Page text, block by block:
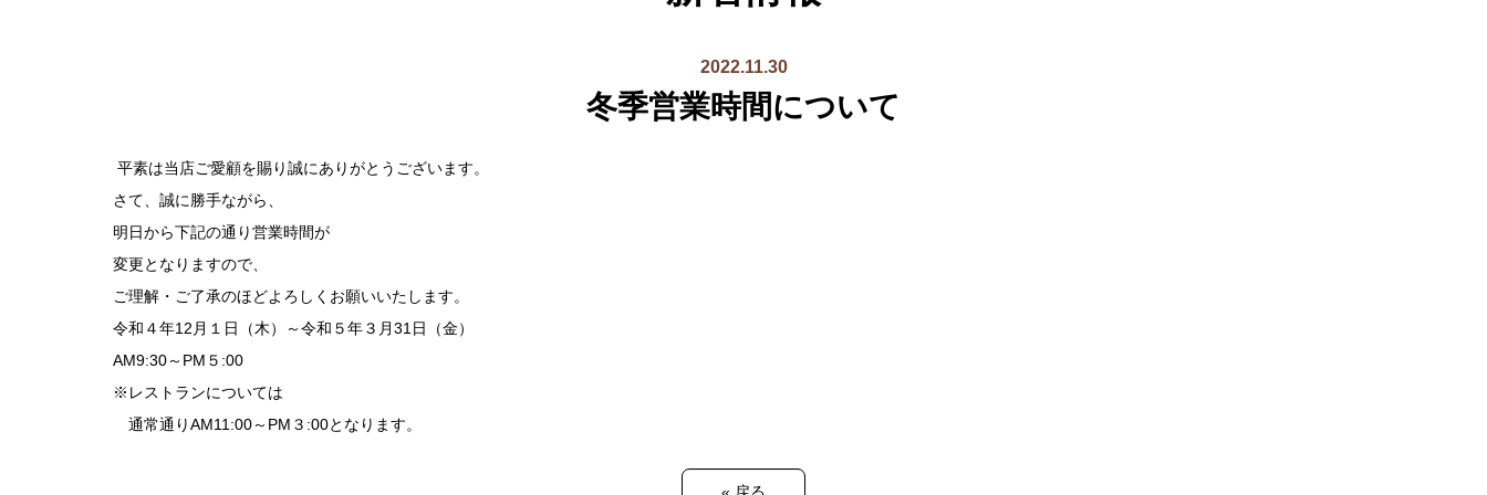
2022.11.30
冬季営業時間について
平素は当店ご愛顧を賜り誠にありがとうございます。
さて、誠に勝手ながら、
明日から下記の通り営業時間が
変更となりますので、
ご理解・ご了承のほどよろしくお願いいたします。
令和４年12月１日（木）～令和５年３月31日（金）
AM9:30～PM５:00
※レストランについては
通常通りAM11:00～PM３:00となります。